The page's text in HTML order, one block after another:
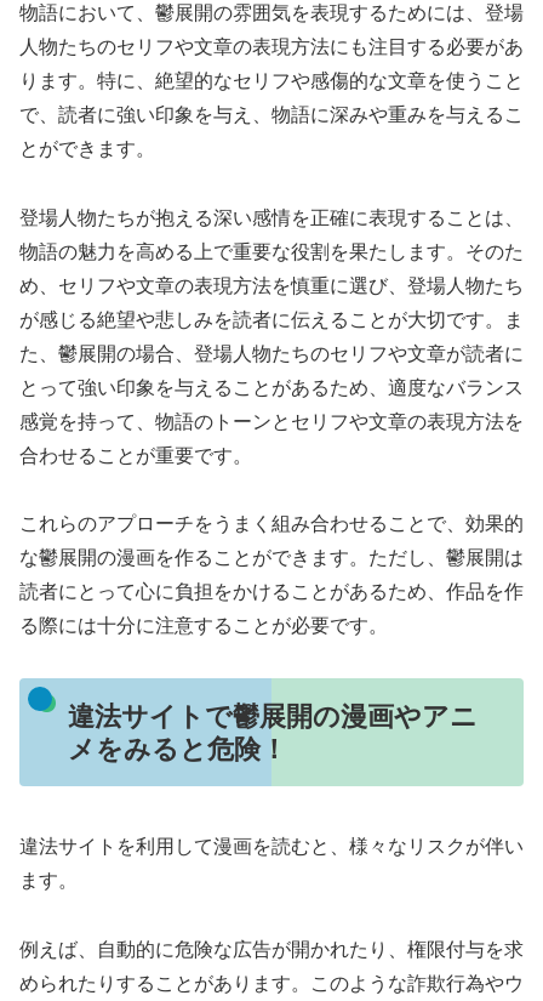
物語において、鬱展開の雰囲気を表現するためには、登場
人物たちのセリフや文章の表現方法にも注目する必要があ
ります。特に、絶望的なセリフや感傷的な文章を使うこと
で、読者に強い印象を与え、物語に深みや重みを与えるこ
とができます。
登場人物たちが抱える深い感情を正確に表現することは、
物語の魅力を高める上で重要な役割を果たします。そのた
め、セリフや文章の表現方法を慎重に選び、登場人物たち
が感じる絶望や悲しみを読者に伝えることが大切です。ま
た、鬱展開の場合、登場人物たちのセリフや文章が読者に
とって強い印象を与えることがあるため、適度なバランス
感覚を持って、物語のトーンとセリフや文章の表現方法を
合わせることが重要です。
これらのアプローチをうまく組み合わせることで、効果的
な鬱展開の漫画を作ることができます。ただし、鬱展開は
読者にとって心に負担をかけることがあるため、作品を作
る際には十分に注意することが必要です。
違法サイトで鬱展開の漫画やアニ
メをみると危険！
違法サイトを利用して漫画を読むと、様々なリスクが伴い
ます。
例えば、自動的に危険な広告が開かれたり、権限付与を求
められたりすることがあります。このような詐欺行為やウ